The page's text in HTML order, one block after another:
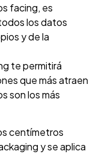
facing, es
los datos
y de la
te permitirá
que más atraen
son los más
centímetros
y se aplica